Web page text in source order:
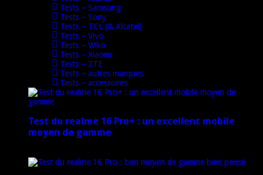
Tests – Samsung
Tests – Sony
Tests – TCL (& Alcatel)
Tests – Vivo
Tests – Wiko
Tests – Xiaomi
Tests – ZTE
Tests – autres marques
Tests – accessoires
Test du realme 16 Pro+ : un excellent mobile
moyen de gamme